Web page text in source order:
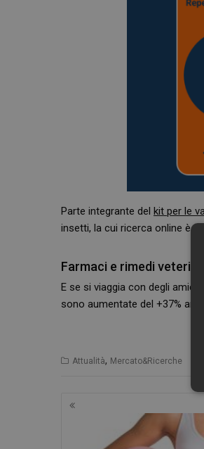
Parte integrante del kit per le
insetti, la cui ricerca online è
Farmaci e rimedi
E se si viaggia con degli amici
sono aumentate del +37%
Attualità, Mercato&Ricerche
Navigazione